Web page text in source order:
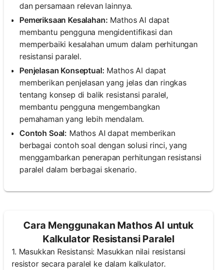
dan persamaan relevan lainnya.
Pemeriksaan Kesalahan: Mathos AI dapat
membantu pengguna mengidentifikasi dan
memperbaiki kesalahan umum dalam perhitungan
resistansi paralel.
Penjelasan Konseptual: Mathos AI dapat
memberikan penjelasan yang jelas dan ringkas
tentang konsep di balik resistansi paralel,
membantu pengguna mengembangkan
pemahaman yang lebih mendalam.
Contoh Soal: Mathos AI dapat memberikan
berbagai contoh soal dengan solusi rinci, yang
menggambarkan penerapan perhitungan resistansi
paralel dalam berbagai skenario.
Cara Menggunakan Mathos AI untuk
Kalkulator Resistansi Paralel
1. Masukkan Resistansi: Masukkan nilai resistansi
resistor secara paralel ke dalam kalkulator.